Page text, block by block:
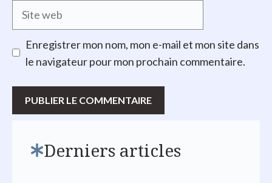
Site
Enregistrer mon nom, mon e-mail et mon site dans
le navigateur pour mon prochain commentaire.
Derniers articles